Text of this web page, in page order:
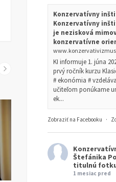
Konzervatívny
Konzervatívny
je nezisková
konzervatívne
KI informuje 1. júna
prvý ročník kurzu
# ekonómia #
učiteľom ponúkame
ek...
Zobraziť na Facebooku ·
Štefánika
titulnú
1 mesiac pred